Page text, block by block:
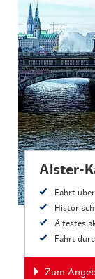
Alster-
Fahrt
Ältestes
Fahrt
Zum